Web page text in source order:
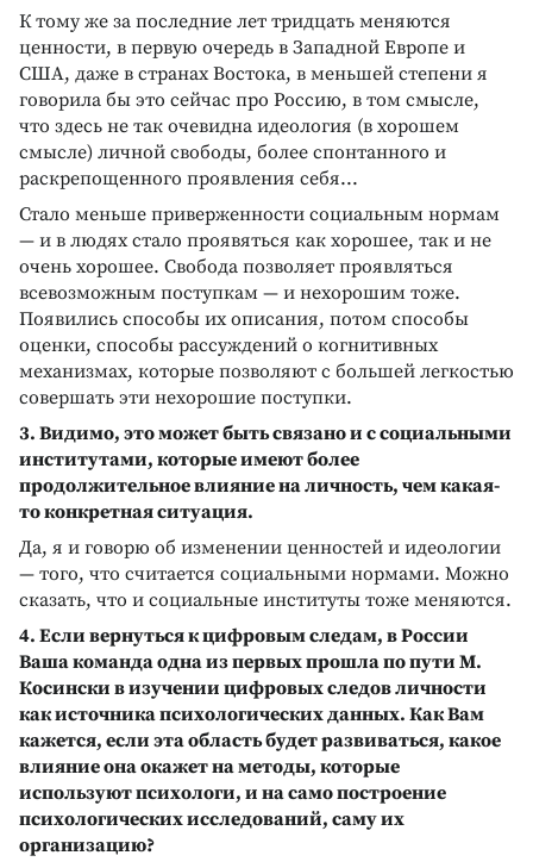
К тому же за последние лет тридцать меняются
ценности, в первую очередь в Западной Европе и
США, даже в странах Востока, в меньшей степени я
говорила бы это сейчас про Россию, в том смысле,
что здесь не так очевидна идеология (в хорошем
смысле) личной свободы, более спонтанного и
раскрепощенного проявления себя...
Стало меньше приверженности социальным нормам
— и в людях стало проявяться как хорошее, так и не
очень хорошее. Свобода позволяет проявляться
всевозможным поступкам — и нехорошим тоже.
Появились способы их описания, потом способы
оценки, способы рассуждений о когнитивных
механизмах, которые позволяют с большей легкостью
совершать эти нехорошие поступки.
3. Видимо, это может быть связано и с социальными
институтами, которые имеют более
продолжительное влияние на личность, чем какая-
то конкретная ситуация.
Да, я и говорю об изменении ценностей и идеологии
— того, что считается социальными нормами. Можно
сказать, что и социальные институты тоже меняются.
4. Если вернуться к цифровым следам, в России
Ваша команда одна из первых прошла по пути М.
Косински в изучении цифровых следов личности
как источника психологических данных. Как Вам
кажется, если эта область будет развиваться, какое
влияние она окажет на методы, которые
используют психологи, и на само построение
психологических исследований, саму их
организацию?